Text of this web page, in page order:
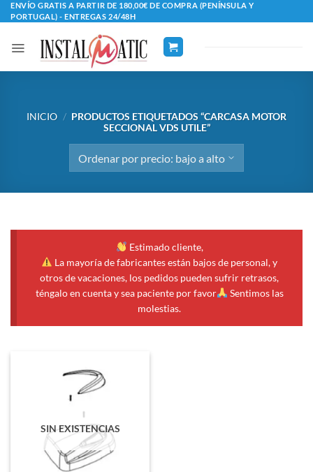
Saltar
al
contenido
ENVÍO GRATIS A PARTIR DE 180,00€ DE COMPRA (PENÍNSULA Y
PORTUGAL) - ENTREGAS 24/48H
INICIO / PRODUCTOS ETIQUETADOS “CARCASA MOTOR
SECCIONAL VDS UTILE”
Estimado cliente,
La mayoría de fabricantes están bajos de personal, y
otros de vacaciones, los pedidos pueden sufrir retrasos,
téngalo en cuenta y sea paciente por favor
Sentimos las
molestias.
SIN EXISTENCIAS